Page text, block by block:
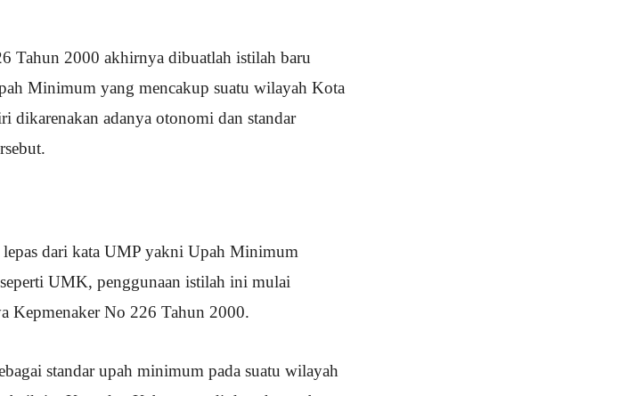
Tahun 2000 akhirnya dibuatlah istilah baru
Minimum yang mencakup suatu wilayah Kota
dikarenakan adanya otonomi dan standar
dari kata UMP yakni Upah Minimum
UMK, penggunaan istilah ini mulai
Kepmenaker No 226 Tahun 2000.
standar upah minimum pada suatu wilayah